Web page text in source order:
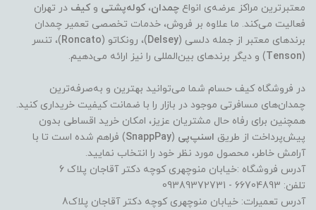
معتبرترین مراکز عرضه‌ی انواع چمدان، کوله‌پشتی و کیف در تهران
فعالیت می‌کند. ما علاوه بر فروش، خدمات تخصصی تعمیر چمدان
برندهای معتبر از جمله دلسی (Delsey)، رونکاتو (Roncato)، تنسر
(
Tenson) و دیگر برندهای بین‌المللی را نیز ارائه می‌دهیم.
در فروشگاه کیف حسام شما می‌توانید بهترین و به‌صرفه‌ترین
چمدان‌های مسافرتی موجود در بازار را با ضمانت کیفیت خریداری کنید.
همچنین برای رفاه حال مشتریان عزیز، امکان خرید اقساطی بدون
پیش‌پرداخت از طریق اسنپ‌پی (
SnappPay) فراهم شده است تا با
آرامش خاطر، محصول مورد نظر خود را انتخاب نمایید.
آدرس فروشگاه :خیابان منوچهری کوچه دکتر آقاجان پلاک 6
تلفن: 66704893 - 09389372731
آدرس تعمیرات: خیابان منوچهری کوچه دکتر آقاجان پلاک8